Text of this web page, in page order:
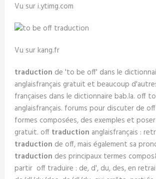
Vu sur i.ytimg.com
Vu sur kang.fr
traduction de 'to be off' dans le
anglaisfrançais gratuit et beaucoup
françaises dans le dictionnaire bab.la. off to
anglaisfrançais. forums pour discuter de
formes composées, des exemples et
gratuit. off traduction anglaisfrançais :
traduction de off, mais également sa
traduction des principaux termes
partir off traduire : de, d', du, des, en